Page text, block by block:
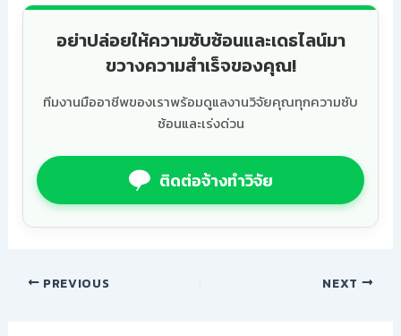
อย่าปล่อยให้ความซับซ้อนและเดธไลน์มา
ขวางความสำเร็จของคุณ!
ทีมงานมืออาชีพของเราพร้อมดูแลงานวิจัยคุณทุกความซับ
ซ้อนและเร่งด่วน
ติดต่อจ้างทำวิจัย
PREVIOUS NEXT